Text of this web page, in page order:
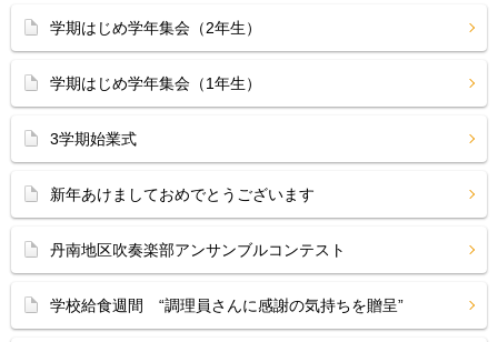
学期はじめ学年集会（2年生）
学期はじめ学年集会（1年生）
3学期始業式
新年あけましておめでとうございます
丹南地区吹奏楽部アンサンブルコンテスト
学校給食週間 “調理員さんに感謝の気持ちを贈呈”